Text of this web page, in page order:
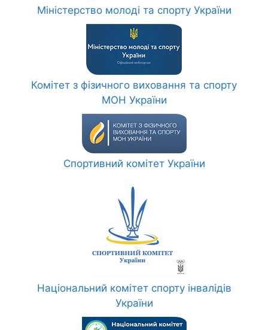
Міністерство молоді та спорту України
Комітет з фізичного виховання та спорту
МОН України
Спортивний комітет України
Національний комітет спорту інвалідів
України